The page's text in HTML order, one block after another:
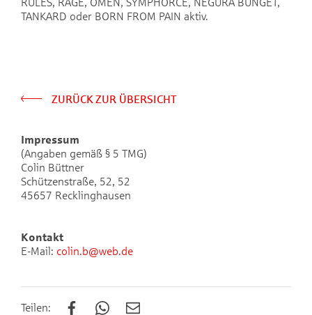
RULES, RAGE, OMEN, SYMPHORCE, NEGURA BUNGET,
TANKARD oder BORN FROM PAIN aktiv.
ZURÜCK ZUR ÜBERSICHT
Impressum
(Angaben gemäß § 5 TMG)
Colin Büttner
Schützenstraße, 52, 52
45657 Recklinghausen
Kontakt
E-Mail: colin.b@web.de
Teilen: